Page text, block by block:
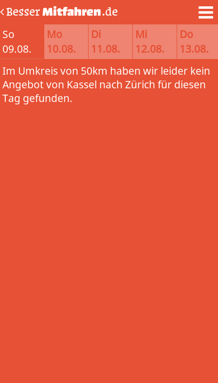
BesserMitfahren.de
So
09.08.
Mo
10.08.
Di
11.08.
Mi
12.08.
Do
13.08.
Im Umkreis von 50km haben wir leider kein
Angebot von Kassel nach Zürich für diesen
Tag gefunden.